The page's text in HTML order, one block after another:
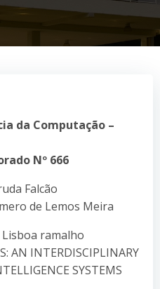
da Computação –
Nº 666
Falcão
de Lemos Meira
ramalho
AN INTERDISCIPLINARY
SYSTEMS